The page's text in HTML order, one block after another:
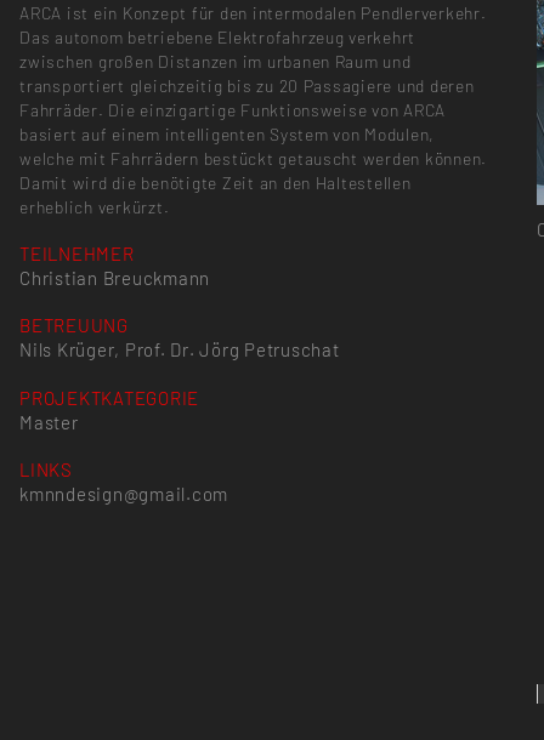
ARCA ist ein Konzept für den intermodalen Pendlerverkehr.
Das autonom betriebene Elektrofahrzeug verkehrt
zwischen großen Distanzen im urbanen Raum und
transportiert gleichzeitig bis zu 20 Passagiere und deren
Fahrräder. Die einzigartige Funktionsweise von ARCA
basiert auf einem intelligenten System von Modulen,
welche mit Fahrrädern bestückt getauscht werden können.
Damit wird die benötigte Zeit an den Haltestellen
erheblich verkürzt.
TEILNEHMER
Christian Breuckmann
BETREUUNG
Nils Krüger, Prof. Dr. Jörg Petruschat
PROJEKTKATEGORIE
Master
LINKS
kmnndesign@gmail.com